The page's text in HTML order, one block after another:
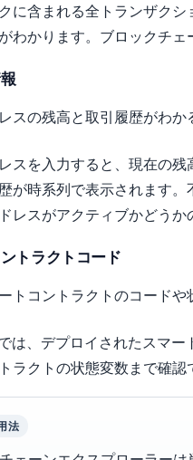
に含まれる全トランザク
わかります。ブロックチ
スの残高と取引履歴がわ
スを入力すると、現在の
が時系列で表示されます
レスがアクティブかどうか
トラクトコード
トコントラクトのコード
は、デプロイされたスマー
ラクトの状態変数まで確
法